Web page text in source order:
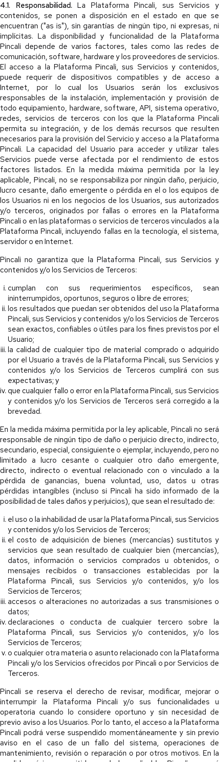
4.1. Responsabilidad. La Plataforma Pincali, sus Servicios y
contenidos, se ponen a disposición en el estado en que se
encuentran ("as is"), sin garantías de ningún tipo, ni expresas, ni
implícitas. La disponibilidad y funcionalidad de la Plataforma
Pincali depende de varios factores, tales como las redes de
comunicación, software, hardware y los proveedores de servicios.
El acceso a la Plataforma Pincali, sus Servicios y contenidos,
puede requerir de dispositivos compatibles y de acceso a
Internet, por lo cual los Usuarios serán los exclusivos
responsables de la instalación, implementación y provisión de
todo equipamiento, hardware, software, API, sistema operativo,
redes, servicios de terceros con los que la Plataforma Pincali
permita su integración, y de los demás recursos que resulten
necesarios para la provisión del Servicio y acceso a la Plataforma
Pincali. La capacidad del Usuario para acceder y utilizar tales
Servicios puede verse afectada por el rendimiento de estos
factores listados. En la medida máxima permitida por la ley
aplicable, Pincali, no se responsabiliza por ningún daño, perjuicio,
lucro cesante, daño emergente o pérdida en el o los equipos de
los Usuarios ni en los negocios de los Usuarios, sus autorizados
y/o terceros, originados por fallas o errores en la Plataforma
Pincali o en las plataformas o servicios de terceros vinculados a la
Plataforma Pincali, incluyendo fallas en la tecnología, el sistema,
servidor o en Internet.
Pincali no garantiza que la Plataforma Pincali, sus Servicios y
contenidos y/o los Servicios de Terceros:
cumplan con sus requerimientos específicos, sean
ininterrumpidos, oportunos, seguros o libre de errores;
los resultados que puedan ser obtenidos del uso la Plataforma
Pincali, sus Servicios y contenidos y/o los Servicios de Terceros
sean exactos, confiables o útiles para los fines previstos por el
Usuario;
la calidad de cualquier tipo de material comprado o adquirido
por el Usuario a través de la Plataforma Pincali, sus Servicios y
contenidos y/o los Servicios de Terceros cumplirá con sus
expectativas; y
que cualquier fallo o error en la Plataforma Pincali, sus Servicios
y contenidos y/o los Servicios de Terceros será corregido a la
brevedad.
En la medida máxima permitida por la ley aplicable, Pincali no será
responsable de ningún tipo de daño o perjuicio directo, indirecto,
secundario, especial, consiguiente o ejemplar, incluyendo, pero no
limitado a lucro cesante o cualquier otro daño emergente,
directo, indirecto o eventual relacionado con o vinculado a la
pérdida de ganancias, buena voluntad, uso, datos u otras
pérdidas intangibles (incluso si Pincali ha sido informado de la
posibilidad de tales daños y perjuicios), que sean el resultado de:
el uso o la inhabilidad de usar la Plataforma Pincali, sus Servicios
y contenidos y/o los Servicios de Terceros;
el costo de adquisición de bienes (mercancías) sustitutos y
servicios que sean resultado de cualquier bien (mercancías),
datos, información o servicios comprados u obtenidos, o
mensajes recibidos o transacciones establecidas por la
Plataforma Pincali, sus Servicios y/o contenidos, y/o los
Servicios de Terceros;
accesos o alteraciones no autorizadas a sus transmisiones o
datos;
declaraciones o conducta de cualquier tercero sobre la
Plataforma Pincali, sus Servicios y/o contenidos, y/o los
Servicios de Terceros;
o cualquier otra materia o asunto relacionado con la Plataforma
Pincali y/o los Servicios ofrecidos por Pincali o por Servicios de
Terceros.
Pincali se reserva el derecho de revisar, modificar, mejorar o
interrumpir la Plataforma Pincali y/o sus funcionalidades u
operatoria cuando lo considere oportuno y sin necesidad de
previo aviso a los Usuarios. Por lo tanto, el acceso a la Plataforma
Pincali podrá verse suspendido momentáneamente y sin previo
aviso en el caso de un fallo del sistema, operaciones de
mantenimiento, revisión o reparación o por otros motivos. En la